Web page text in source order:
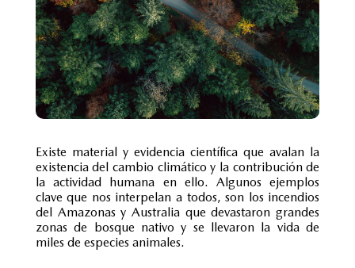
Existe material y evidencia científica que avalan la
existencia del cambio climático y la contribución de
la actividad humana en ello. Algunos ejemplos
clave que nos interpelan a todos, son los incendios
del Amazonas y Australia que devastaron grandes
zonas de bosque nativo y se llevaron la vida de
miles de especies animales.